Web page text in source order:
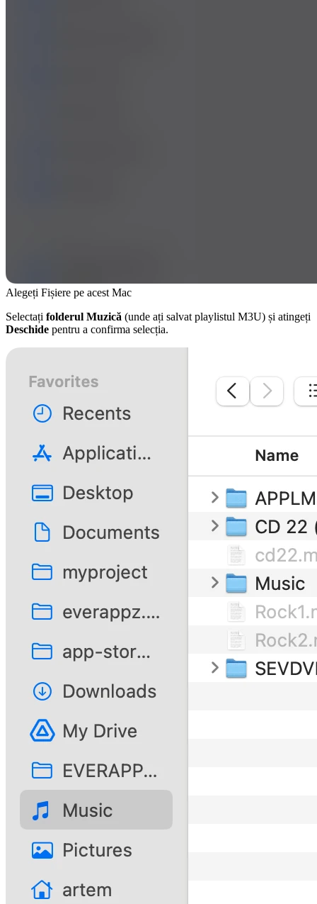
Alegeți Fișiere pe acest Mac
Selectați folderul Muzică (unde ați salvat playlistul M3U) și atingeți
Deschide pentru a confirma selecția.